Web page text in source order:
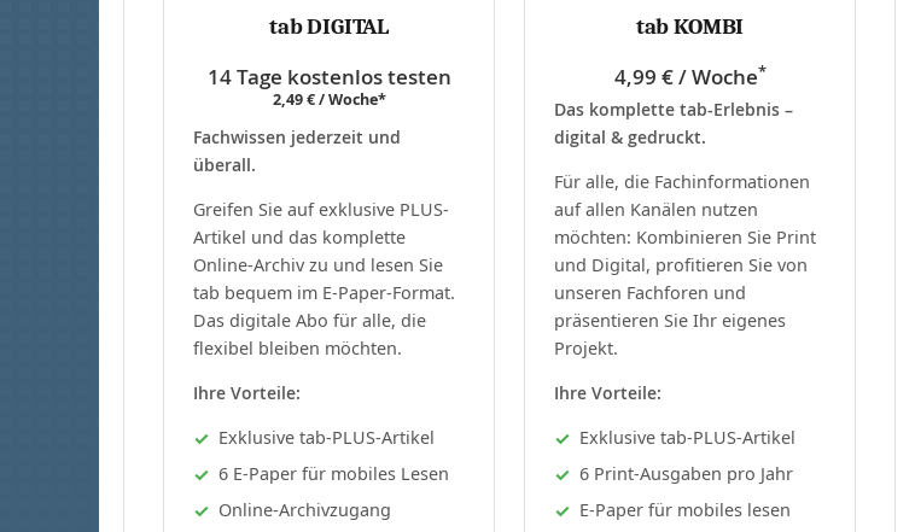
tab DIGITAL
14 Tage kostenlos testen
2,49 € / Woche*
Fachwissen jederzeit und
überall.
Greifen Sie auf exklusive PLUS-
Artikel und das komplette
Online-Archiv zu und lesen Sie
tab bequem im E-Paper-Format.
Das digitale Abo für alle, die
flexibel bleiben möchten.
Ihre Vorteile:
Exklusive tab-PLUS-Artikel
6 E-Paper für mobiles Lesen
Online-Archivzugang
tab KOMBI
4,99 € / Woche*
Das komplette tab-Erlebnis –
digital & gedruckt.
Für alle, die Fachinformationen
auf allen Kanälen nutzen
möchten: Kombinieren Sie Print
und Digital, profitieren Sie von
unseren Fachforen und
präsentieren Sie Ihr eigenes
Projekt.
Ihre Vorteile:
Exklusive tab-PLUS-Artikel
6 Print-Ausgaben pro Jahr
E-Paper für mobiles lesen